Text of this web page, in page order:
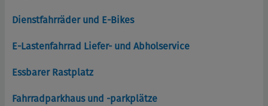
Dienstfahrräder und E-Bikes
E-Lastenfahrrad Liefer- und Abholservice
Essbarer Rastplatz
Fahrradparkhaus und -parkplätze